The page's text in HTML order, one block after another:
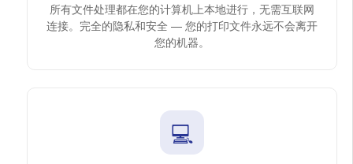
所有文件处理都在您的计算机上本地进行，无需互联网
连接。完全的隐私和安全 — 您的打印文件永远不会离开
您的机器。
💻